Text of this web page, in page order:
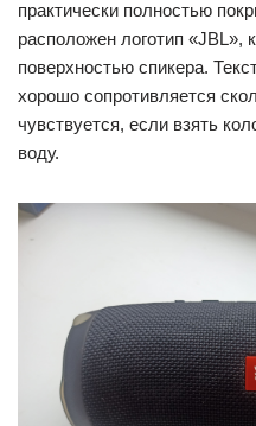
практически полностью
расположен логотип «JBL»,
поверхностью спикера.
хорошо сопротивляется
чувствуется, если взять
воду.